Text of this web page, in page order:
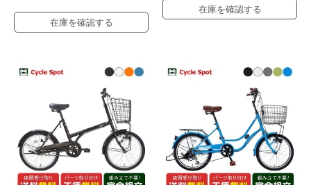
在庫を確認する
在庫を確認する